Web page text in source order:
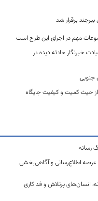
برقرار شد
مهم در اجرای این طرح است
خبرنگار حادثه دیده در
جنوبی
حیث کمیت و کیفیت جایگاه
رسانه
اطلاع‌رسانی و آگاهی‌بخشی
انسان‌های پرتلاش و فداکاری